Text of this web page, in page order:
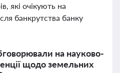
які очікують на
банкрутства банку
на науково-
щодо земельних